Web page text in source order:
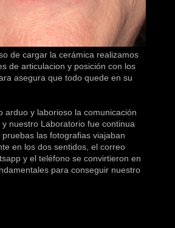
de cargar la cerámica realizamos
de articulacion y posición con los
asegura que todo quede en su
arduo y laborioso la comunicación
nuestro Laboratorio fue continua
pruebas las fotografias viajaban
en los dos sentidos, el correo
y el teléfono se convirtieron en
para conseguir nuestro